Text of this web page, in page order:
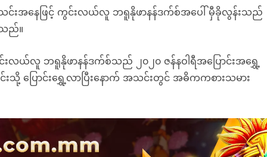
းအနေဖြင့် ကွင်းလယ်လူ ဘရူနိုဖာနန်ဒက်စ်အပေါ် မှီခိုလွန်းသည်
သည်။
ယ်လူ ဘရူနိုဖာနန်ဒက်စ်သည် ၂၀၂၀ ဇန်နဝါရီအပြောင်းအရွှေ့
ပြောင်းရွှေ့လာပြီးနောက် အသင်းတွင် အဓိကကစားသမား